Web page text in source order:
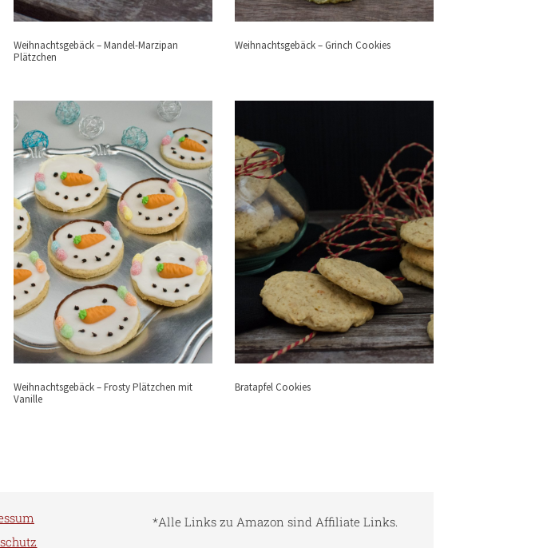
Weihnachtsgebäck – Mandel-Marzipan
Plätzchen
Weihnachtsgebäck – Grinch Cookies
Weihnachtsgebäck – Frosty Plätzchen mit
Vanille
Bratapfel Cookies
*Alle Links zu Amazon sind Affiliate Links.